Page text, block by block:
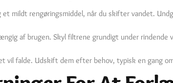
mildt rengøringsmiddel, når du skifter vandet.
af brugen. Skyl filtrene grundigt under
vil falde. Udskift dem efter behov, typisk en gang